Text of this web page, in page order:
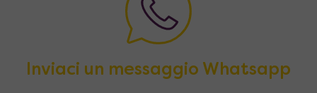
Inviaci un messaggio Whatsapp